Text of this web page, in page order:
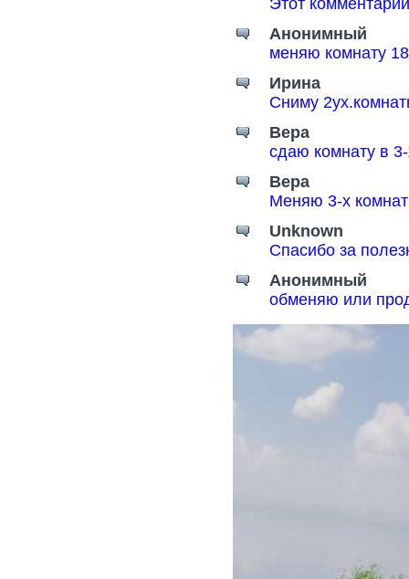
Этот
Анонимный
меняю комнату
Ирина
Сниму
Вера
сдаю комнату в
Вера
Меняю 3-х
Unknown
Спасибо за
Анонимный
обменяю или